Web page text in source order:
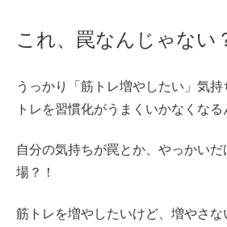
これ、罠なんじゃない
うっかり「筋トレ増やしたい」気
トレを習慣化がうまくいかなくなる
自分の気持ちが罠とか、やっかい
場？！
筋トレを増やしたいけど、増やさ